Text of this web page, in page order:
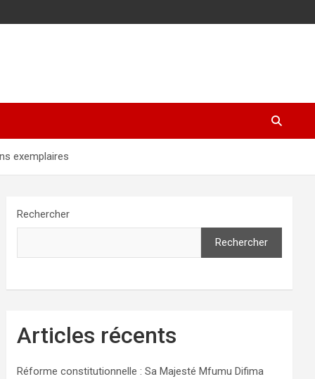
exemplaires
Rechercher
Rechercher
Articles récents
Réforme constitutionnelle : Sa Majesté Mfumu Difima